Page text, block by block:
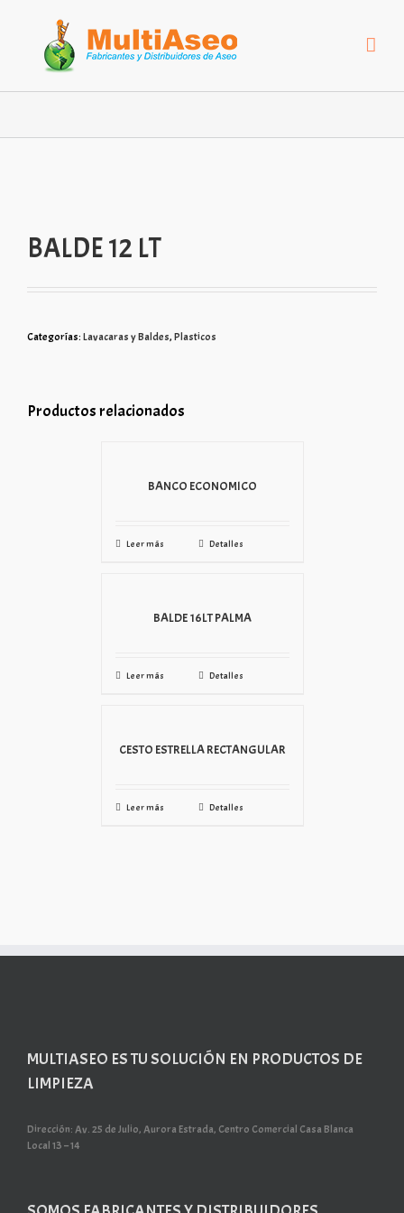
BALDE 12 LT
Categorías:Lavacaras y Baldes,Plasticos
Productos relacionados
BANCO ECONOMICO
Leer más Detalles
BALDE 16LT PALMA
Leer más Detalles
CESTO ESTRELLA RECTANGULAR
Leer más Detalles
MULTIASEO ES TU SOLUCIÓN EN PRODUCTOS DE
LIMPIEZA
Dirección: Av. 25 de Julio, Aurora Estrada, Centro Comercial Casa Blanca
Local 13 – 14